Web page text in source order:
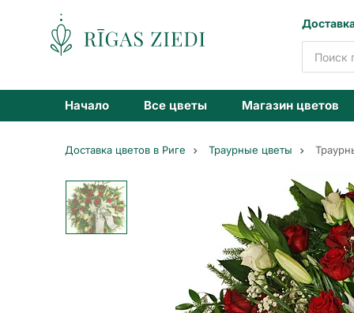
Доставка
цветов
Начало Все цветы Магазин цветов
Доставка цветов в Риге Траурные цветы